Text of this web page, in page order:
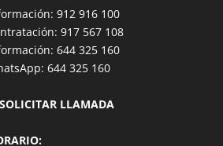
912 916 100
917 567 108
644 325 160
644 325 160
SOLICITAR LLAMADA